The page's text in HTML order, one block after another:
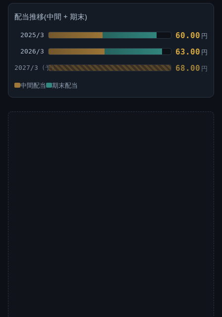
配当推移(中間 + 期末)
2025/3 60.00 円
2026/3 63.00 円
2027/3 68.00 円
中間配当 期末配当